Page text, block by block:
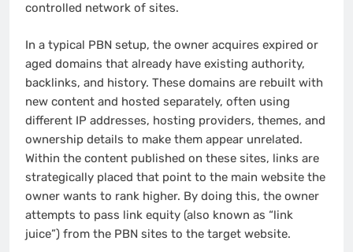
controlled network of sites.
In a typical PBN setup, the owner acquires expired or
aged domains that already have existing authority,
backlinks, and history. These domains are rebuilt with
new content and hosted separately, often using
different IP addresses, hosting providers, themes, and
ownership details to make them appear unrelated.
Within the content published on these sites, links are
strategically placed that point to the main website the
owner wants to rank higher. By doing this, the owner
attempts to pass link equity (also known as “link
juice”) from the PBN sites to the target website.